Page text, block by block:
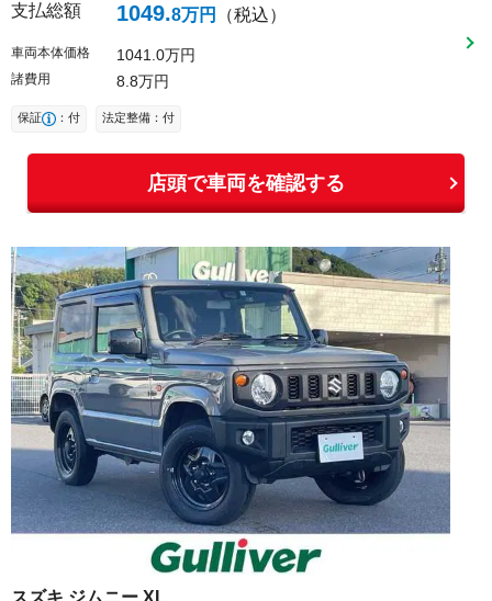
支払総額 1049.8万円 （税込）
車両本体価格 1041 0万円
諸費用 8 8万円
保証 ：付 法定整備：付
店頭で車両を確認する
スズキ ジムニー XL